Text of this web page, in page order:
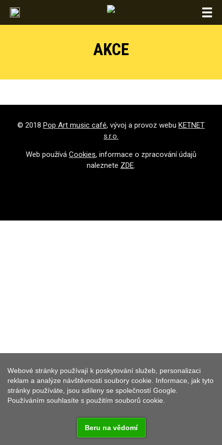
AKCE
© 2018 Pop Art music café, vývoj a provoz webu KETNET
s.r.o.
Web používá Cookies, informace o zpracování údajů
naleznete ZDE.
Webové stránky používají k poskytování služeb, personalizaci
reklam a analýze návštěvnosti soubory cookie. Informace, jak tyto
stránky používáte, jsou sdíleny se společností Google.
Používáním souhlasíte s použitím souborů cookie.
Beru na vědomí